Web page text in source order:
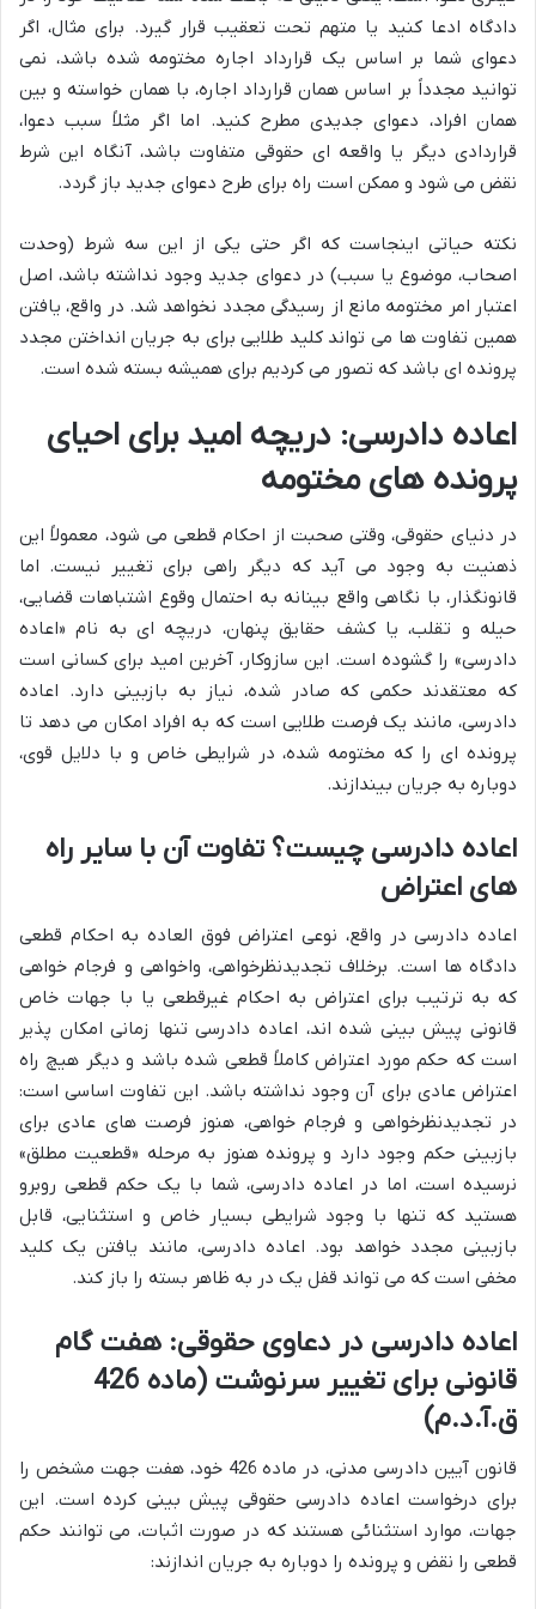
دادگاه ادعا کنید یا متهم تحت تعقیب قرار گیرد. برای مثال، اگر
دعوای شما بر اساس یک قرارداد اجاره مختومه شده باشد، نمی
توانید مجدداً بر اساس همان قرارداد اجاره، با همان خواسته و بین
همان افراد، دعوای جدیدی مطرح کنید. اما اگر مثلاً سبب دعوا،
قراردادی دیگر یا واقعه ای حقوقی متفاوت باشد، آنگاه این شرط
نقض می شود و ممکن است راه برای طرح دعوای جدید باز گردد.
نکته حیاتی اینجاست که اگر حتی یکی از این سه شرط (وحدت
اصحاب، موضوع یا سبب) در دعوای جدید وجود نداشته باشد، اصل
اعتبار امر مختومه مانع از رسیدگی مجدد نخواهد شد. در واقع، یافتن
همین تفاوت ها می تواند کلید طلایی برای به جریان انداختن مجدد
پرونده ای باشد که تصور می کردیم برای همیشه بسته شده است.
اعاده دادرسی: دریچه امید برای احیای
پرونده های مختومه
در دنیای حقوقی، وقتی صحبت از احکام قطعی می شود، معمولاً این
ذهنیت به وجود می آید که دیگر راهی برای تغییر نیست. اما
قانونگذار، با نگاهی واقع بینانه به احتمال وقوع اشتباهات قضایی،
حیله و تقلب، یا کشف حقایق پنهان، دریچه ای به نام «اعاده
دادرسی» را گشوده است. این سازوکار، آخرین امید برای کسانی است
که معتقدند حکمی که صادر شده، نیاز به بازبینی دارد. اعاده
دادرسی، مانند یک فرصت طلایی است که به افراد امکان می دهد تا
پرونده ای را که مختومه شده، در شرایطی خاص و با دلایل قوی،
دوباره به جریان بیندازند.
اعاده دادرسی چیست؟ تفاوت آن با سایر راه
های اعتراض
اعاده دادرسی در واقع، نوعی اعتراض فوق العاده به احکام قطعی
دادگاه ها است. برخلاف تجدیدنظرخواهی، واخواهی و فرجام خواهی
که به ترتیب برای اعتراض به احکام غیرقطعی یا با جهات خاص
قانونی پیش بینی شده اند، اعاده دادرسی تنها زمانی امکان پذیر
است که حکم مورد اعتراض کاملاً قطعی شده باشد و دیگر هیچ راه
اعتراض عادی برای آن وجود نداشته باشد. این تفاوت اساسی است:
در تجدیدنظرخواهی و فرجام خواهی، هنوز فرصت های عادی برای
بازبینی حکم وجود دارد و پرونده هنوز به مرحله «قطعیت مطلق»
نرسیده است، اما در اعاده دادرسی، شما با یک حکم قطعی روبرو
هستید که تنها با وجود شرایطی بسیار خاص و استثنایی، قابل
بازبینی مجدد خواهد بود. اعاده دادرسی، مانند یافتن یک کلید
مخفی است که می تواند قفل یک در به ظاهر بسته را باز کند.
اعاده دادرسی در دعاوی حقوقی: هفت گام
قانونی برای تغییر سرنوشت (ماده 426
ق.آ.د.م)
قانون آیین دادرسی مدنی، در ماده 426 خود، هفت جهت مشخص را
برای درخواست اعاده دادرسی حقوقی پیش بینی کرده است. این
جهات، موارد استثنائی هستند که در صورت اثبات، می توانند حکم
قطعی را نقض و پرونده را دوباره به جریان اندازند: